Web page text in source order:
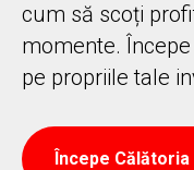
cum să scoți
momente.
pe propriile tale
Începe Călătoria